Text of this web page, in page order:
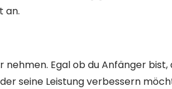
an.
Egal ob du Anfänger
seine Leistung verbessern